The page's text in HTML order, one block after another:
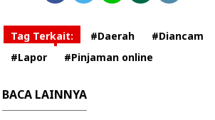
Tag Terkait: #Daerah #Diancam
#Lapor
#Pinjaman online
BACA LAINNYA